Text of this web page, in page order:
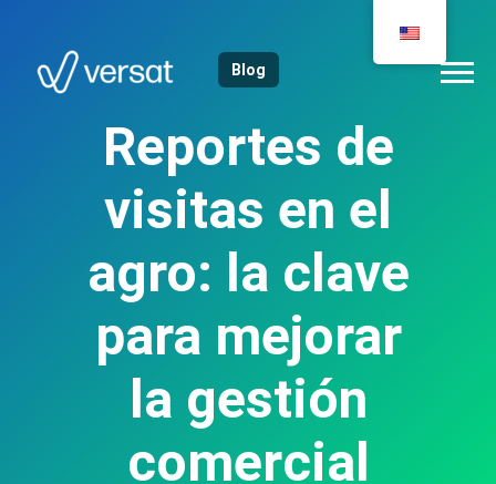
Blog
Reportes de
visitas en el
agro: la clave
para mejorar
la gestión
comercial